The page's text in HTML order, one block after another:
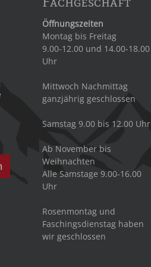
Öffnungszeiten
Montag bis Freitag
9.00-12.00 und 14.00-18.00
Uhr
Mittwoch Nachmittag
ganzjährig geschlossen
Samstag 9.00 bis 12.00 Uhr
Ab November bis
Weihnachten
Alle Samstage 9.00-16.00
Uhr
Rosenmontag und
Faschingsdienstag haben
wir geschlossen